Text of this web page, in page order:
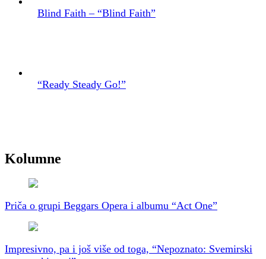
Blind Faith – “Blind Faith”
“Ready Steady Go!”
Kolumne
Priča o grupi Beggars Opera i albumu “Act One”
Impresivno, pa i još više od toga, “Nepoznato: Svemirski